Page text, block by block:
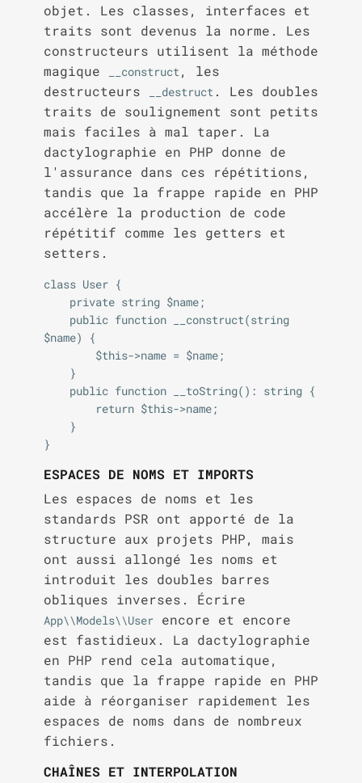
objet. Les classes, interfaces et
traits sont devenus la norme. Les
constructeurs utilisent la méthode
magique
__construct , les
destructeurs
__destruct . Les doubles
traits de soulignement sont petits
mais faciles à mal taper. La
dactylographie en PHP donne de
l'assurance dans ces répétitions,
tandis que la frappe rapide en PHP
accélère la production de code
répétitif comme les getters et
setters.
class User {
$name) {
ESPACES DE NOMS ET IMPORTS
Les espaces de noms et les
standards PSR ont apporté de la
structure aux projets PHP, mais
ont aussi allongé les noms et
introduit les doubles barres
obliques inverses. Écrire
App\\Models\\Userencore et encore
est fastidieux. La dactylographie
en PHP rend cela automatique,
tandis que la frappe rapide en PHP
aide à réorganiser rapidement les
espaces de noms dans de nombreux
fichiers.
CHAÎNES ET INTERPOLATION